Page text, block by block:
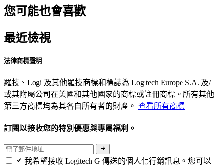
您可能也會喜歡
最近檢視
法律商標聲明
羅技、Logi 及其他羅技商標和標誌為 Logitech Europe S.A. 及/
或其附屬公司在美國和其他國家的商標或註冊商標。所有其他
第三方商標均為其各自所有者的財產。 查看所有商標
訂閱以接收您的特別優惠與專屬福利。
我希望接收 Logitech G 傳送的個人化行銷訊息。您可以